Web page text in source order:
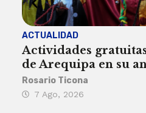
ACTUALIDAD
Actividades
de Arequipa en su
Rosario Ticona
7 Ago, 2026